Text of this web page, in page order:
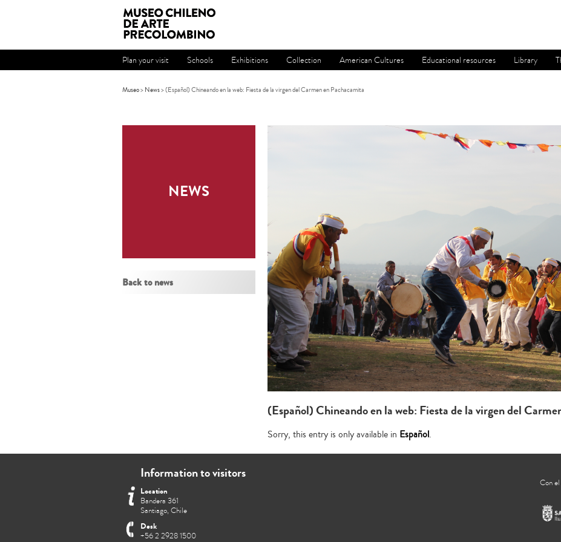
Plan your visit Schools Exhibitions Collection American Cultures Educational resources Library
Museo> News> (Español) Chineando en la web: Fiesta de la virgen del Carmen en Pachacamita
NEWS
Back to news
(Español) Chineando en la web: Fiesta de la virgen del
Sorry, this entry is only available in Español.
Information to visitors
Location
Bandera 361
Santiago, Chile
Desk
+56 2 2928 1500
Con